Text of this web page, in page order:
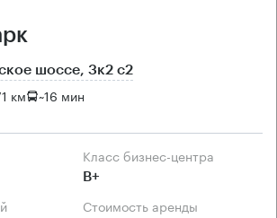
шоссе, 3к2 с2
км ~16 мин
Класс бизнес-центра
B+
Стоимость аренды